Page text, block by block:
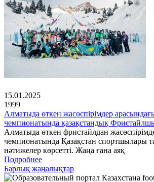
15.01.2025
1999
Алматыда өткен жасөспірімдер
чемпионатында қазақстандық
Алматыда өткен фристайлдан
чемпионатында Қазақстан спортшылары
нәтижелер көрсетті. Жаңа ғана аяқ
Подробнее
Барлық жаңалықтар